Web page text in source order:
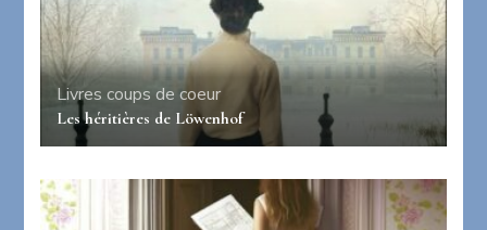
Livres coups de coeur
Les héritières de Löwenhof